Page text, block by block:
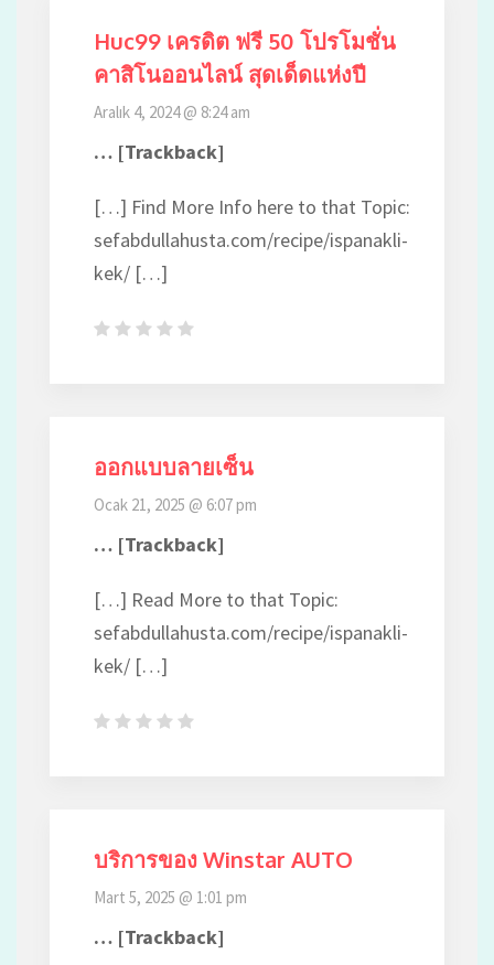
Huc99 เครดิต ฟรี 50 โปรโมชั่น
คาสิโนออนไลน์ สุดเด็ดแห่งปี
Aralık 4, 2024 @ 8:24 am
… [Trackback]
[…] Find More Info here to that Topic:
sefabdullahusta.com/recipe/ispanakli-
kek/ […]
ออกแบบลายเซ็น
Ocak 21, 2025 @ 6:07 pm
… [Trackback]
[…] Read More to that Topic:
sefabdullahusta.com/recipe/ispanakli-
kek/ […]
บริการของ Winstar AUTO
Mart 5, 2025 @ 1:01 pm
… [Trackback]